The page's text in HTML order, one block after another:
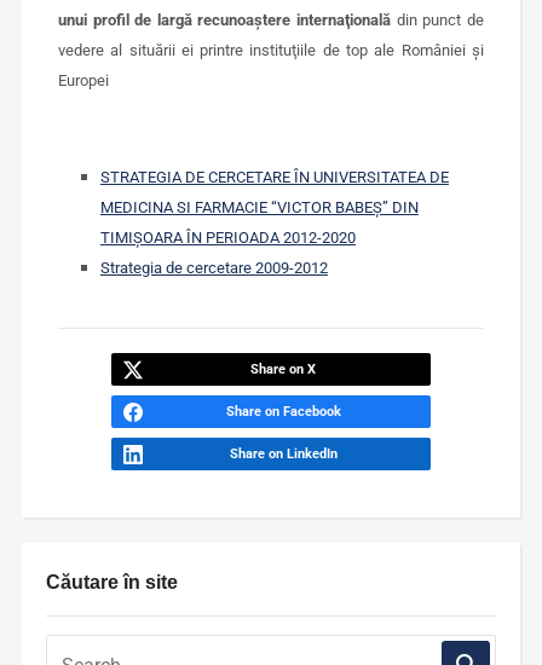
Căutare în site
unui profil de largă recunoaştere internaţională din punct de
vedere al situării ei printre instituţiile de top ale României şi
Europei
STRATEGIA DE CERCETARE ÎN UNIVERSITATEA DE
MEDICINA SI FARMACIE “VICTOR BABEŞ” DIN
TIMIŞOARA ÎN PERIOADA 2012-2020
Strategia de cercetare 2009-2012
Share on X
Share on Facebook
Share on LinkedIn